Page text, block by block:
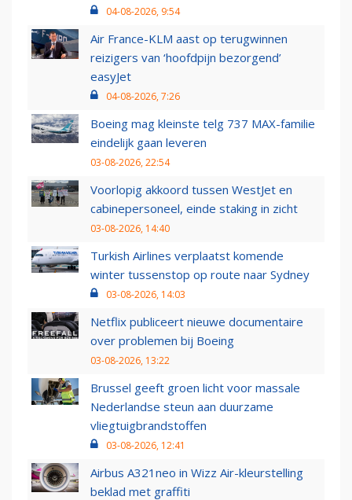
04-08-2026, 9:54
Air France-KLM aast op terugwinnen
reizigers van ‘hoofdpijn bezorgend’
easyJet
04-08-2026, 7:26
Boeing mag kleinste telg 737 MAX-familie
eindelijk gaan leveren
03-08-2026, 22:54
Voorlopig akkoord tussen WestJet en
cabinepersoneel, einde staking in zicht
03-08-2026, 14:40
Turkish Airlines verplaatst komende
winter tussenstop op route naar Sydney
03-08-2026, 14:03
Netflix publiceert nieuwe documentaire
over problemen bij Boeing
03-08-2026, 13:22
Brussel geeft groen licht voor massale
Nederlandse steun aan duurzame
vliegtuigbrandstoffen
03-08-2026, 12:41
Airbus A321neo in Wizz Air-kleurstelling
beklad met graffiti